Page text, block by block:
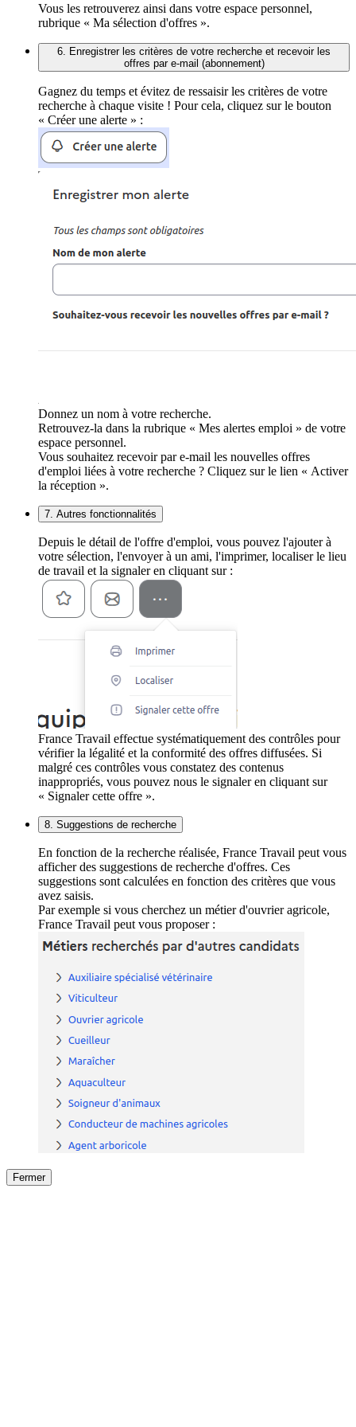
Vous les retrouverez ainsi dans votre espace personnel,
rubrique « Ma sélection d'offres ».
6. Enregistrer les critères de votre recherche et recevoir les
offres par e-mail (abonnement)
Gagnez du temps et évitez de ressaisir les critères de votre
recherche à chaque visite ! Pour cela, cliquez sur le bouton
« Créer une alerte » :
Donnez un nom à votre recherche.
Retrouvez-la dans la rubrique « Mes alertes emploi » de votre
espace personnel.
Vous souhaitez recevoir par e-mail les nouvelles offres
d'emploi liées à votre recherche ? Cliquez sur le lien « Activer
la réception ».
7. Autres fonctionnalités
Depuis le détail de l'offre d'emploi, vous pouvez l'ajouter à
votre sélection, l'envoyer à un ami, l'imprimer, localiser le lieu
de travail et la signaler en cliquant sur :
France Travail effectue systématiquement des contrôles pour
vérifier la légalité et la conformité des offres diffusées. Si
malgré ces contrôles vous constatez des contenus
inappropriés, vous pouvez nous le signaler en cliquant sur
« Signaler cette offre ».
8. Suggestions de recherche
En fonction de la recherche réalisée, France Travail peut vous
afficher des suggestions de recherche d'offres. Ces
suggestions sont calculées en fonction des critères que vous
avez saisis.
Par exemple si vous cherchez un métier d'ouvrier agricole,
France Travail peut vous proposer :
Fermer